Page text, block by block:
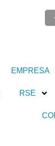
EMPRESA
RSE